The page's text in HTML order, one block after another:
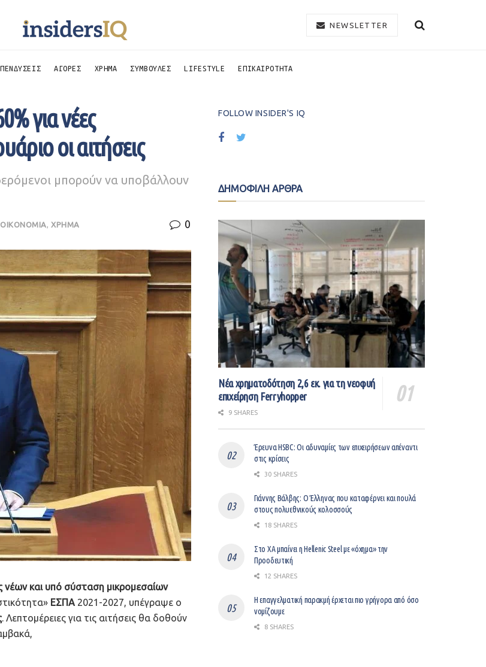
NEWSLETTER
ΑΓΟΡΕΣ ΧΡΗΜΑ ΣΥΜΒΟΥΛΕΣ LIFESTYLE ΕΠΙΚΑΙΡΟΤΗΤΑ
για νέες
οι αιτήσεις
μπορούν να υποβάλλουν
ΟΙΚΟΝΟΜΙΑ ,ΧΡΗΜΑ 0
και υπό σύσταση μικρομεσαίων
ΕΣΠΑ 2021-2027, υπέγραψε ο
. Λεπτομέρειες για τις αιτήσεις θα δοθούν
FOLLOW INSIDER'S IQ
ΔΗΜΟΦΙΛΗ ΑΡΘΡΑ
Νέα χρηματοδότηση 2,6 εκ. για τη νεοφυή
επιχείρηση Ferryhopper
9 SHARES
Έρευνα HSBC: Οι αδυναμίες των επιχειρήσεων απέναντι
στις κρίσεις
30 SHARES
Γιάννης Βάλβης: O Έλληνας που καταφέρνει και πουλά
στους πολυεθνικούς κολοσσούς
18 SHARES
Στο ΧΑ μπαίνει η Hellenic Steel με «όχημα» την
Προοδευτική
12 SHARES
Η επαγγελματική παρακμή έρχεται πιο γρήγορα από όσο
νομίζουμε
8 SHARES